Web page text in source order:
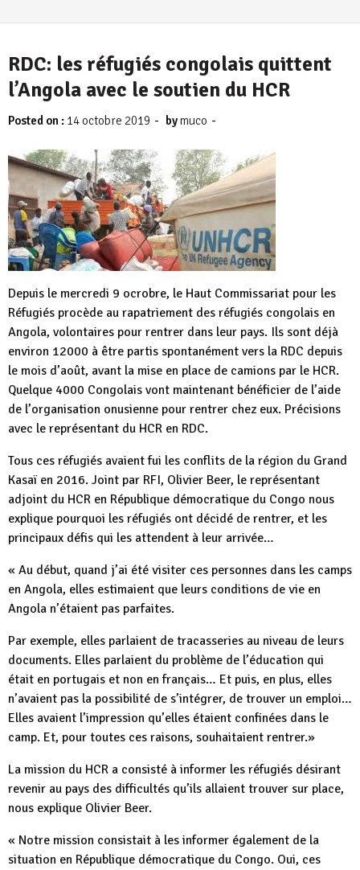
RDC: les réfugiés congolais quittent
l’Angola avec le soutien du HCR
Posted on : 14 octobre 2019 - bymuco -
Depuis le mercredi 9 ocrobre, le Haut Commissariat pour les
Réfugiés procède au rapatriement des réfugiés congolais en
Angola, volontaires pour rentrer dans leur pays. Ils sont déjà
environ 12000 à être partis spontanément vers la RDC depuis
le mois d’août, avant la mise en place de camions par le HCR.
Quelque 4000 Congolais vont maintenant bénéficier de l’aide
de l’organisation onusienne pour rentrer chez eux. Précisions
avec le représentant du HCR en RDC.
Tous ces réfugiés avaient fui les conflits de la région du Grand
Kasaï en 2016. Joint par RFI, Olivier Beer, le représentant
adjoint du HCR en République démocratique du Congo nous
explique pourquoi les réfugiés ont décidé de rentrer, et les
principaux défis qui les attendent à leur arrivée…
« Au début, quand j’ai été visiter ces personnes dans les camps
en Angola, elles estimaient que leurs conditions de vie en
Angola n’étaient pas parfaites.
Par exemple, elles parlaient de tracasseries au niveau de leurs
documents. Elles parlaient du problème de l’éducation qui
était en portugais et non en français… Et puis, en plus, elles
n’avaient pas la possibilité de s’intégrer, de trouver un emploi…
Elles avaient l’impression qu’elles étaient confinées dans le
camp. Et, pour toutes ces raisons, souhaitaient rentrer.»
La mission du HCR a consisté à informer les réfugiés désirant
revenir au pays des difficultés qu’ils allaient trouver sur place,
nous explique Olivier Beer.
« Notre mission consistait à les informer également de la
situation en République démocratique du Congo. Oui, ces